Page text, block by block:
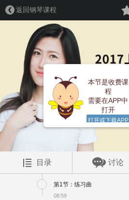
返回钢琴课程
本节是收费课
程
需要在APP中
打开
打开或下载APP
目录 讨论
第1节：练习曲
08:59